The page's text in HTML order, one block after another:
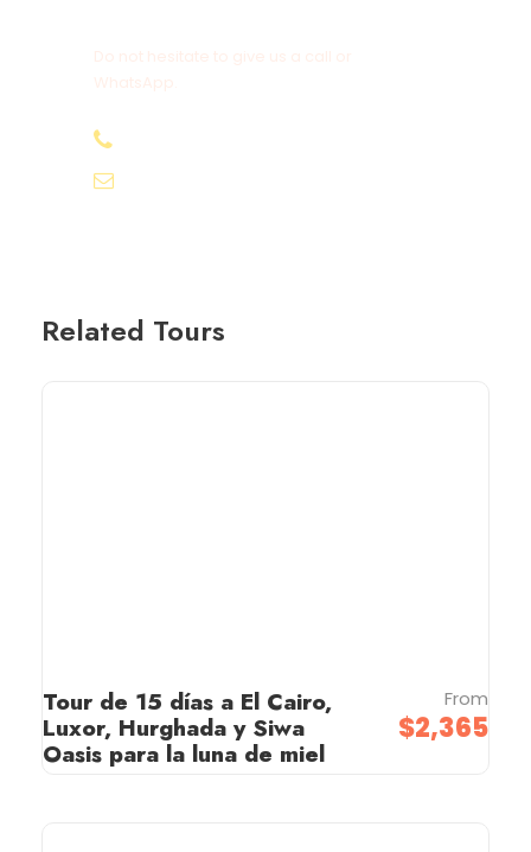
Related Tours
Tour de 15 días a El Cairo,
Luxor, Hurghada y Siwa
Oasis para la luna de miel
From
$2,365